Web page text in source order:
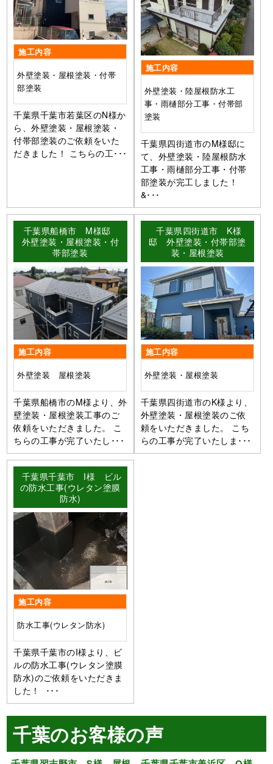
施工内容
外壁塗装・屋根塗装・付帯
部塗装
千葉県千葉市若葉区のN様か
ら、外壁塗装・屋根塗装・
付帯部塗装のご依頼をいた
だきました！ こちらの工･･･
施工内容
外壁塗装・陸屋根防水工
事・雨樋部分工事・付帯部
塗装
千葉県四街道市のM様邸に
て、外壁塗装・陸屋根防水
工事・雨樋部分工事・付帯
部塗装が完工しました！
&･･･
千葉県船橋市 M様邸
外壁塗装・屋根塗装・付
帯部塗装
施工内容
外壁塗装 屋根塗装
千葉県船橋市のM様より、外
壁塗装・屋根塗装工事のご
依頼をいただきました。 こ
ちらの工事が完了いたし･･･
千葉県四街道市 K様
邸 外壁塗装・付帯部塗
装・屋根塗装
施工内容
外壁塗装・屋根塗装
千葉県四街道市のK様より、
外壁塗装・屋根塗装のご依
頼をいただきました。 こち
らの工事が完了いたしま･･･
千葉県千葉市 I様 ビル
の防水工事(ウレタン塗膜
防水)
施工内容
防水工事(ウレタン防水)
千葉県千葉市のI様より、ビ
ルの防水工事(ウレタン塗膜
防水)のご依頼をいただきま
した！ ･･･
千葉のお客様の声